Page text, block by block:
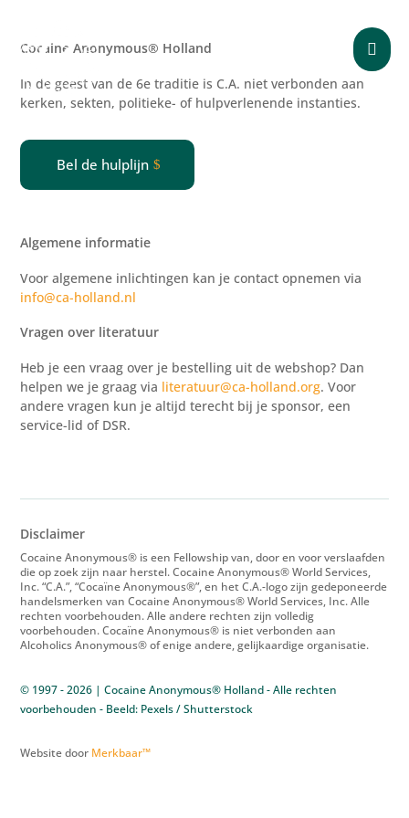

Cocaine Anonymous® Holland
In de geest van de 6e traditie is C.A. niet verbonden aan
kerken, sekten, politieke- of hulpverlenende instanties.
Bel de hulplijn
Algemene informatie
Voor algemene inlichtingen kan je contact opnemen via
info@ca-holland.nl
Vragen over literatuur
Heb je een vraag over je bestelling uit de webshop? Dan
helpen we je graag via literatuur@ca-holland.org. Voor
andere vragen kun je altijd terecht bij je sponsor, een
service-lid of DSR.
Disclaimer
Cocaine Anonymous® is een Fellowship van, door en voor verslaafden
die op zoek zijn naar herstel. Cocaine Anonymous® World Services,
Inc. “C.A.”, “Cocaïne Anonymous®”, en het C.A.-logo zijn gedeponeerde
handelsmerken van Cocaine Anonymous® World Services, Inc. Alle
rechten voorbehouden. Alle andere rechten zijn volledig
voorbehouden. Cocaïne Anonymous® is niet verbonden aan
Alcoholics Anonymous® of enige andere, gelijkaardige organisatie.
© 1997 - 2026 | Cocaine Anonymous® Holland - Alle rechten
voorbehouden - Beeld: Pexels / Shutterstock
Website door Merkbaar™